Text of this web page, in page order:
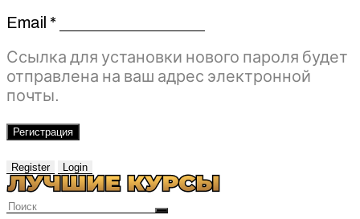
Email *Обязательно
Ссылка для установки нового пароля будет
отправлена ​​на ваш адрес электронной
почты.
Регистрация
Register Login